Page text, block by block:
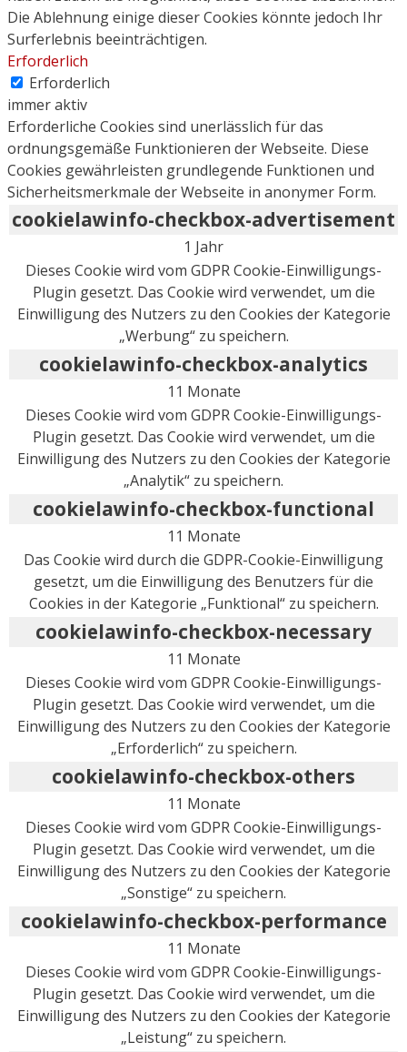
Die Ablehnung einige dieser Cookies könnte jedoch Ihr
Surferlebnis beeinträchtigen.
Erforderlich
Erforderlich
immer aktiv
Erforderliche Cookies sind unerlässlich für das
ordnungsgemäße Funktionieren der Webseite. Diese
Cookies gewährleisten grundlegende Funktionen und
Sicherheitsmerkmale der Webseite in anonymer Form.
cookielawinfo-checkbox-advertisement
1 Jahr
Dieses Cookie wird vom GDPR Cookie-Einwilligungs-
Plugin gesetzt. Das Cookie wird verwendet, um die
Einwilligung des Nutzers zu den Cookies der Kategorie
„Werbung“ zu speichern.
cookielawinfo-checkbox-analytics
11 Monate
Dieses Cookie wird vom GDPR Cookie-Einwilligungs-
Plugin gesetzt. Das Cookie wird verwendet, um die
Einwilligung des Nutzers zu den Cookies der Kategorie
„Analytik“ zu speichern.
cookielawinfo-checkbox-functional
11 Monate
Das Cookie wird durch die GDPR-Cookie-Einwilligung
gesetzt, um die Einwilligung des Benutzers für die
Cookies in der Kategorie „Funktional“ zu speichern.
cookielawinfo-checkbox-necessary
11 Monate
Dieses Cookie wird vom GDPR Cookie-Einwilligungs-
Plugin gesetzt. Das Cookie wird verwendet, um die
Einwilligung des Nutzers zu den Cookies der Kategorie
„Erforderlich“ zu speichern.
cookielawinfo-checkbox-others
11 Monate
Dieses Cookie wird vom GDPR Cookie-Einwilligungs-
Plugin gesetzt. Das Cookie wird verwendet, um die
Einwilligung des Nutzers zu den Cookies der Kategorie
„Sonstige“ zu speichern.
cookielawinfo-checkbox-performance
11 Monate
Dieses Cookie wird vom GDPR Cookie-Einwilligungs-
Plugin gesetzt. Das Cookie wird verwendet, um die
Einwilligung des Nutzers zu den Cookies der Kategorie
„Leistung“ zu speichern.